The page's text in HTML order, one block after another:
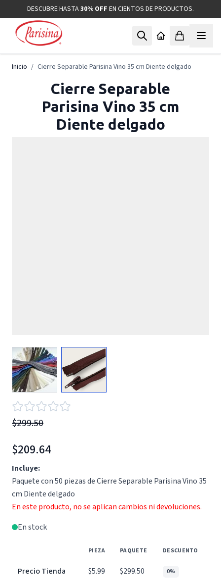
Ir al contenidoDESCUBRE HASTA30% OFF EN CIENTOS DE PRODUCTOS.
Inicio / Cierre Separable Parisina Vino 35 cm Diente delgado
Cierre Separable
Parisina Vino 35 cm
Diente delgado
View larger imageView larger image
$299.50
$209.64
Incluye:
Paquete con 50 piezas de Cierre Separable Parisina Vino 35
cm Diente delgado
En este producto, no se aplican cambios ni devoluciones.
En stock
PIEZA PAQUETE DESCUENTO
Precio Tienda $5.99 $299.50 0%